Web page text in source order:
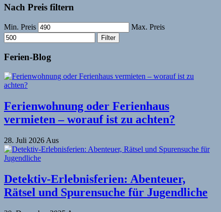
Nach Preis filtern
Min. Preis Max. Preis
Filter
Ferien-Blog
Ferienwohnung oder Ferienhaus
vermieten – worauf ist zu achten?
28. Juli 2026 Aus
Detektiv-Erlebnisferien: Abenteuer,
Rätsel und Spurensuche für Jugendliche